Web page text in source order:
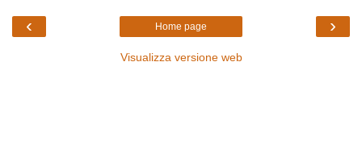
‹ ›
Home page
Visualizza versione web